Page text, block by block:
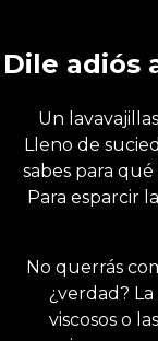
Dile adiós
Un
Lleno de
sabes para
Para esparcir
No querrás
¿verdad?
viscosos o